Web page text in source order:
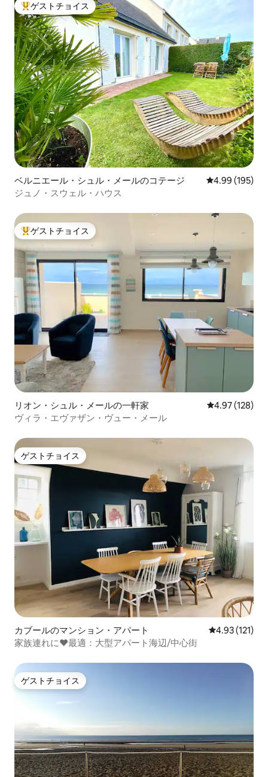
大好評のゲストチョイスです。
ゲストチョイス
ベルニエール・シュル・メールのコテージ レビュー195
4.99 (195)
ジュノ・スウェル・ハウス
大好評のゲストチョイスです。
ゲストチョイス
リオン・シュル・メールの一軒家 レビュー128
4.97 (128)
ヴィラ・エヴァザン・ヴュー・メール
ゲストチョイス
ゲストチョイス
カブールのマンション・アパート レビュー121
4.93 (121)
家族連れに❤最適：大型アパート海辺/中心街
ゲストチョイス
ゲストチョイス